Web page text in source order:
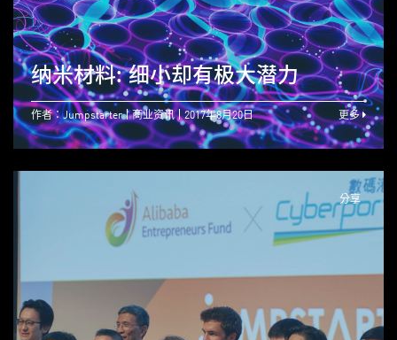
纳米材料: 细小却有极大潜力
作者：Jumpstarter 商业资讯 2017年8月20日 更多
分享